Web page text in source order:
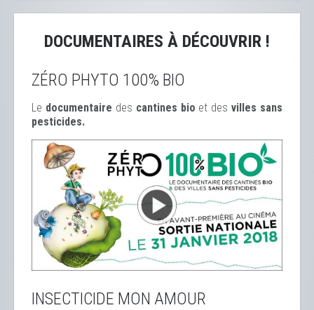
DOCUMENTAIRES À DÉCOUVRIR !
ZÉRO PHYTO 100% BIO
Le documentaire des cantines bio et desvilles sans
pesticides.
INSECTICIDE MON AMOUR